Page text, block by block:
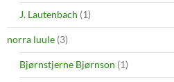
J. Lautenbach (1)
norra luule (3)
Bjørnstjerne Bjørnson (1)